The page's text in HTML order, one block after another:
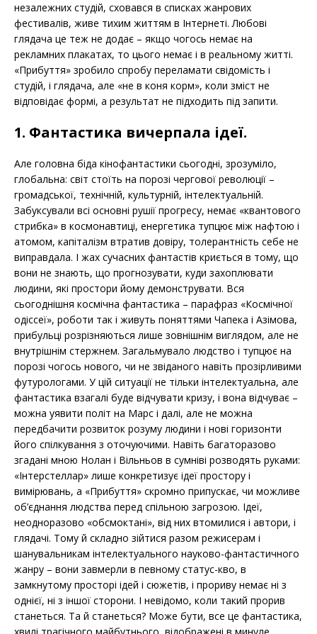
незалежних студій, сховався в списках жанрових
фестивалів, живе тихим життям в Інтернеті. Любові
глядача це теж не додає – якщо чогось немає на
рекламних плакатах, то цього немає і в реальному житті.
«Прибуття» зробило спробу переламати свідомість і
студій, і глядача, але «не в коня корм», коли зміст не
відповідає формі, а результат не підходить під запити.
1. Фантастика вичерпала ідеї.
Але головна біда кінофантастики сьогодні, зрозуміло,
глобальна: світ стоїть на порозі чергової революції –
громадської, технічній, культурній, інтелектуальній.
Забуксували всі основні рушії прогресу, немає «квантового
стрибка» в космонавтиці, енергетика тупцює між нафтою і
атомом, капіталізм втратив довіру, толерантність себе не
виправдала. І жах сучасних фантастів криється в тому, що
вони не знають, що прогнозувати, куди захоплювати
людини, які простори йому демонструвати. Вся
сьогоднішня космічна фантастика – парафраз «Космічної
одіссеї», роботи так і живуть поняттями Чапека і Азімова,
прибульці розрізняються лише зовнішнім виглядом, але не
внутрішнім стержнем. Загальмувало людство і тупцює на
порозі чогось нового, чи не звіданого навіть прозірливими
футурологами. У цій ситуації не тільки інтелектуальна, але
фантастика взагалі буде відчувати кризу, і вона відчуває –
можна уявити політ на Марс і далі, але не можна
передбачити розвиток розуму людини і нові горизонти
його спілкування з оточуючими. Навіть багаторазово
згадані мною Нолан і Вільньов в сумніві розводять руками:
«Інтерстеллар» лише конкретизує ідеї простору і
вимірювань, а «Прибуття» скромно припускає, чи можливе
об’єднання людства перед спільною загрозою. Ідеї,
неодноразово «обсмоктані», від них втомилися і автори, і
глядачі. Тому й складно зійтися разом режисерам і
шанувальникам інтелектуального науково-фантастичного
жанру – вони завмерли в певному статус-кво, в
замкнутому просторі ідей і сюжетів, і прориву немає ні з
однієї, ні з іншої сторони. І невідомо, коли такий прорив
станеться. Та й станеться? Може бути, все це фантастика,